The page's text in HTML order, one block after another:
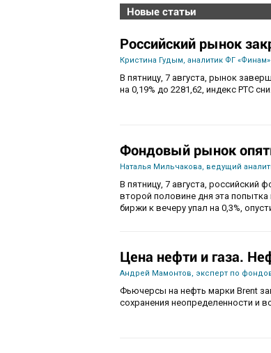
Новые статьи
Российский рынок
Кристина Гудым, аналитик ФГ «Финам»
В пятницу, 7 августа, рынок
на 0,19% до 2281,62, индекс РТС
Фондовый рынок
Наталья Мильчакова, ведущий
В пятницу, 7 августа,
второй половине дня эта
биржи к вечеру упал на 0,3%,
Цена нефти и газа.
Андрей Мамонтов, эксперт по
Фьючерсы на нефть марки Brent
сохранения неопределенности и